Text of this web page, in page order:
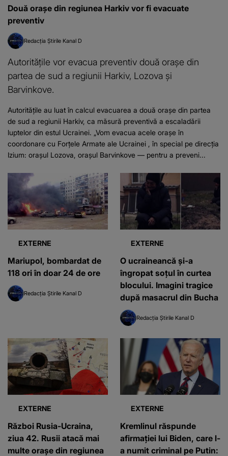
Două orașe din regiunea Harkiv vor fi evacuate
preventiv
Redacția Știrile Kanal D
Autoritățile vor evacua preventiv două orașe din
partea de sud a regiunii Harkiv, Lozova și
Barvinkove.
Autoritățile au luat în calcul evacuarea a două orașe din partea
de sud a regiunii Harkiv, ca măsură preventivă a escaladării
luptelor din estul Ucrainei. „Vom evacua acele orașe în
coordonare cu Forțele Armate ale Ucrainei , în special pe direcția
Izium: orașul Lozova, orașul Barvinkove — pentru a preveni...
EXTERNE
Mariupol, bombardat de
118 ori în doar 24 de ore
Redacția Știrile Kanal D
EXTERNE
O ucraineancă și-a
îngropat soțul în curtea
blocului. Imagini tragice
după masacrul din Bucha
Redacția Știrile Kanal D
EXTERNE
Război Rusia-Ucraina,
ziua 42. Rusii atacă mai
multe orașe din regiunea
EXTERNE
Kremlinul răspunde
afirmației lui Biden, care l-
a numit criminal pe Putin: